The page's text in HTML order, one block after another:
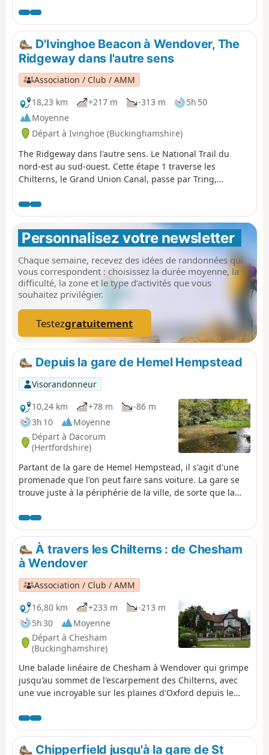
nombreuses choses à découvrir : des péniches, des
écluses et des ponts historiques, la plus ancienne
papeterie mécanisée au monde, ainsi que des réserves
naturelles et le célèbre parc de Cassiobury.
D'Ivinghoe Beacon à Wendover, The
Ridgeway dans l'autre sens
Association / Club / AMM
18,23 km
+217 m -313 m
5h 50
Moyenne
Départ à Ivinghoe (Buckinghamshire)
The Ridgeway dans l'autre sens. Le National Trail du
nord-est au sud-ouest. Cette étape 1 traverse les
Chilterns, le Grand Union Canal, passe par Tring,
la ville marchande de Wendover.
Personnalisez votre newsletter
Chaque semaine, recevez des idées de randonnées qui
vous correspondent : choisissez la durée moyenne, la
difficulté, la zone et le type d’activités que vous
souhaitez privilégier.
Testezgratuitement
Depuis la gare de Hemel Hempstead
Visorandonneur
10,24 km
+78 m
-86 m
3h 10
Moyenne
Départ à Dacorum
(Hertfordshire)
Partant de la gare de Hemel Hempstead, il s'agit d'une
promenade que l'on peut faire sans voiture. La gare se
trouve juste à la périphérie de la ville, de sorte que la
en grande partie sur les terres du Boxmoor Trust, sur le
plateau des Chilterns et le long du Grand Union Canal. Il
y a de nombreux rappels de l'histoire de la région, de
1594 à la Seconde Guerre mondiale. Si vous avez de la
chance, vous pourrez voir quelques races agricoles rares
conservées sur les terres du Trust et quelques oiseaux
intéressants le long du canal.
À travers les Chilterns : de Chesham
à Wendover
Association / Club / AMM
16,80 km
+233 m
-213 m
5h 30
Moyenne
Départ à Chesham
(Buckinghamshire)
Une balade linéaire de Chesham à Wendover qui grimpe
jusqu'au sommet de l'escarpement des Chilterns, avec
une vue incroyable sur les plaines d'Oxford depuis le
principal point d'intérêt : tu montes d'un côté, jusqu'à
l'épaule, puis redescends vers la civilisation. La nature
physique de la géographie et de la géologie donne à
Chipperfield jusqu'à la gare de St